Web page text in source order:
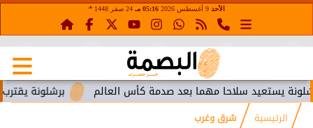
الأحد 05:16 مـ 24 صفر 1448 هـ
برشلونة يقترب من سلاحا مهما بعد صدمة كأس العالم
الرئيسية شرق وغرب